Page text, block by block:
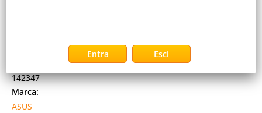
RAM 4GB 4G LTE ITALIA BLACK
142347
Marca:
ASUS